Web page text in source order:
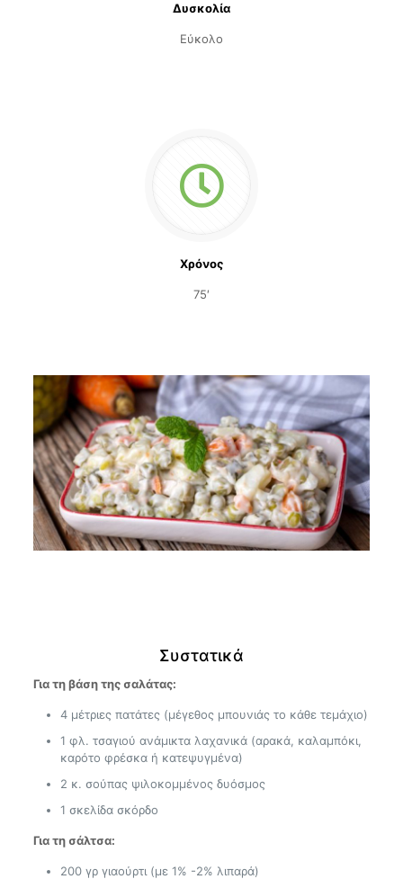
Δυσκολία
Εύκολο
Χρόνος
75′
Συστατικά
Για τη βάση της σαλάτας:
4 μέτριες πατάτες (μέγεθος μπουνιάς το κάθε τεμάχιο)
1 φλ. τσαγιού ανάμικτα λαχανικά (αρακά, καλαμπόκι,
καρότο φρέσκα ή κατεψυγμένα)
2 κ. σούπας ψιλοκομμένος δυόσμος
1 σκελίδα σκόρδο
Για τη σάλτσα:
200 γρ γιαούρτι (με 1% -2% λιπαρά)